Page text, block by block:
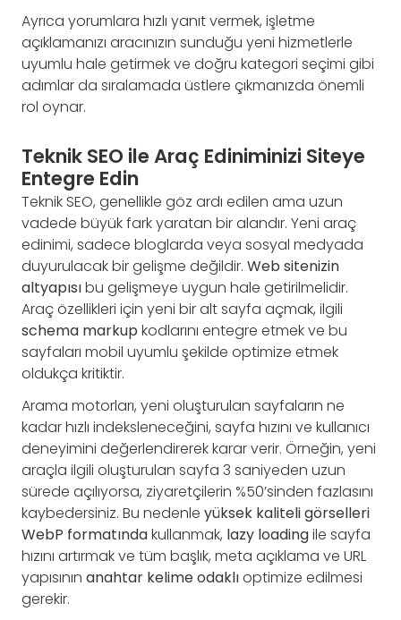
Ayrıca yorumlara hızlı yanıt vermek, işletme
açıklamanızı aracınızın sunduğu yeni hizmetlerle
uyumlu hale getirmek ve doğru kategori seçimi gibi
adımlar da sıralamada üstlere çıkmanızda önemli
rol oynar.
Teknik SEO ile Araç Ediniminizi Siteye
Entegre Edin
Teknik SEO, genellikle göz ardı edilen ama uzun
vadede büyük fark yaratan bir alandır. Yeni araç
edinimi, sadece bloglarda veya sosyal medyada
duyurulacak bir gelişme değildir. Web sitenizin
altyapısıbu gelişmeye uygun hale getirilmelidir.
Araç özellikleri için yeni bir alt sayfa açmak, ilgili
schema markup kodlarını entegre etmek ve bu
sayfaları mobil uyumlu şekilde optimize etmek
oldukça kritiktir.
Arama motorları, yeni oluşturulan sayfaların ne
kadar hızlı indeksleneceğini, sayfa hızını ve kullanıcı
deneyimini değerlendirerek karar verir. Örneğin, yeni
araçla ilgili oluşturulan sayfa 3 saniyeden uzun
sürede açılıyorsa, ziyaretçilerin %50’sinden fazlasını
kaybedersiniz. Bu nedenle yüksek kaliteli görselleri
WebP formatındakullanmak, lazy loadingile sayfa
hızını artırmak ve tüm başlık, meta açıklama ve URL
yapısının anahtar kelime odaklıoptimize edilmesi
gerekir.